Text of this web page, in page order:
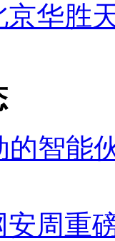
京华胜
的智能
安周重